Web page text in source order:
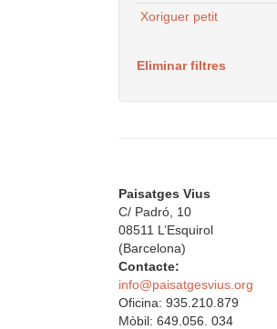
Xoriguer petit
Eliminar filtres
Paisatges Vius
C/ Padró, 10
08511 L’Esquirol
(Barcelona)
Contacte:
info@paisatgesvius.org
Oficina: 935.210.879
Mòbil: 649.056. 034